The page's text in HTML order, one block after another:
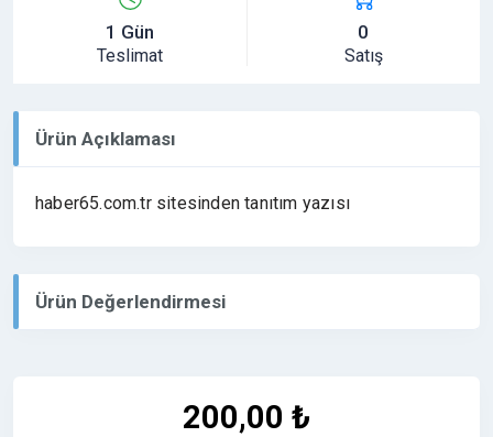
1 Gün
Teslimat
0
Satış
Ürün Açıklaması
haber65.com.tr sitesinden tanıtım yazısı
Ürün Değerlendirmesi
200,00 ₺